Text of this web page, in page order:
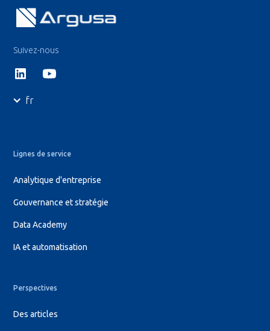
Suivez-nous
fr
Lignes de service
Analytique d'entreprise
Gouvernance et stratégie
Data Academy
IA et automatisation
Perspectives
Des articles